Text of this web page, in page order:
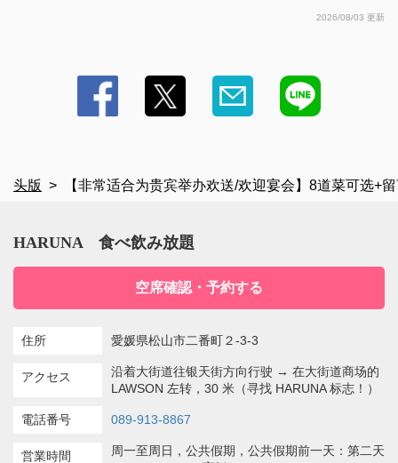
2026/08/03 更新
头版 【非常适合为贵宾举办欢送/欢迎宴会】8道菜可选+
HARUNA 食べ飲み放題
空席確認・予約する
住所 愛媛県松山市二番町２-3-3
アクセス
沿着大街道往银天街方向行驶 → 在大街道商场的
LAWSON 左转，30 米（寻找 HARUNA 标志！）
電話番号 089-913-8867
営業時間
周一至周日，公共假期，公共假期前一天：第二天